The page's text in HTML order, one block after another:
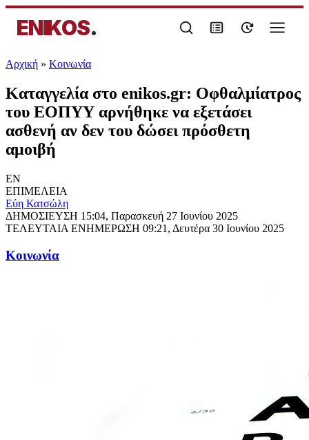
ENIKOS.
Αρχική » Κοινωνία
Καταγγελία στο enikos.gr: Οφθαλμίατρος
του ΕΟΠΥΥ αρνήθηκε να εξετάσει
ασθενή αν δεν του δώσει πρόσθετη
αμοιβή
EN
ΕΠΙΜΕΛΕΙΑ
Εύη Κατσώλη
ΔΗΜΟΣΙΕΥΣΗ 15:04, Παρασκευή 27 Ιουνίου 2025
ΤΕΛΕΥΤΑΙΑ ΕΝΗΜΕΡΩΣΗ 09:21, Δευτέρα 30 Ιουνίου 2025
Κοινωνία